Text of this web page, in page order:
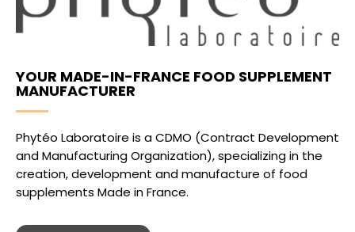
YOUR MADE-IN-FRANCE FOOD SUPPLEMENT
MANUFACTURER
Phytéo Laboratoire is a CDMO (Contract Development
and Manufacturing Organization), specializing in the
creation, development and manufacture of food
supplements Made in France.